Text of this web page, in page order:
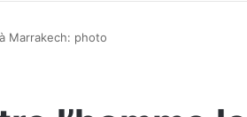
Marrakech: photo